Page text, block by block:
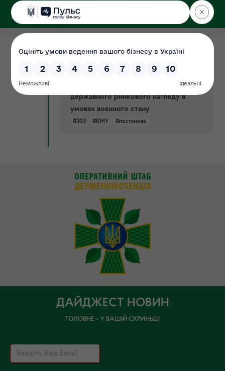
ДЕРЖЕКОІНСПЕКЦІЯ
Поліського округу
30.10.2024
Документ
р. Про припинення заходів
державного нагляду (контролю) і
державного ринкового нагляду в
умовах воєнного стану
#303 #КМУ #постанова
ДАЙДЖЕСТ НОВИН
ГОЛОВНЕ – У ВАШІЙ СКРИНЬЦІ